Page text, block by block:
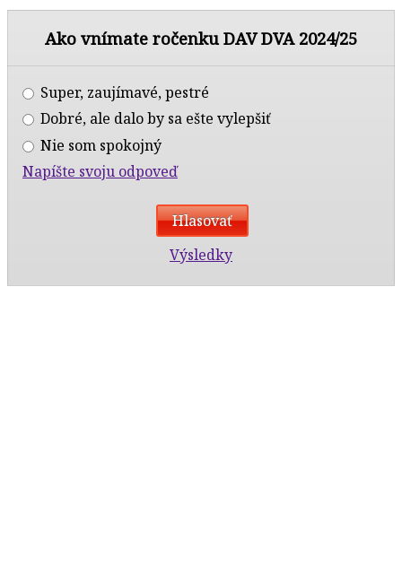
Ako vnímate ročenku DAV DVA 2024/25
Super, zaujímavé, pestré
Dobré, ale dalo by sa ešte vylepšiť
Nie som spokojný
Napíšte svoju odpoveď
Výsledky